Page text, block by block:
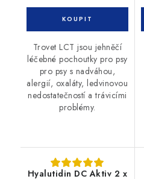
Trovet LCT jsou jehněčí
léčebné pochoutky pro psy
pro psy s nadváhou,
alergií, oxaláty, ledvinovou
nedostatečností a trávicími
problémy.
Hyalutidin DC Aktiv 2 x